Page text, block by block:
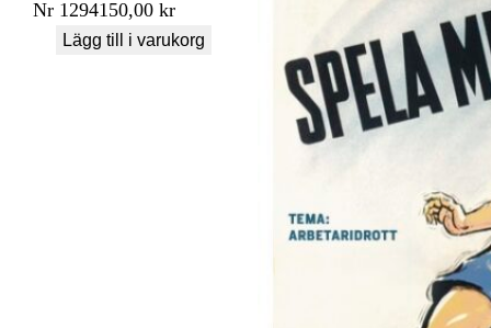
Nr 1294150,00kr
Lägg till i varukorg